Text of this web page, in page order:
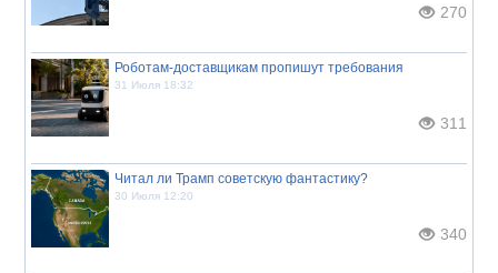
270
Роботам-доставщикам пропишут требования
31 Июля 18:32
311
Читал ли Трамп советскую фантастику?
30 Июля 12:20
340